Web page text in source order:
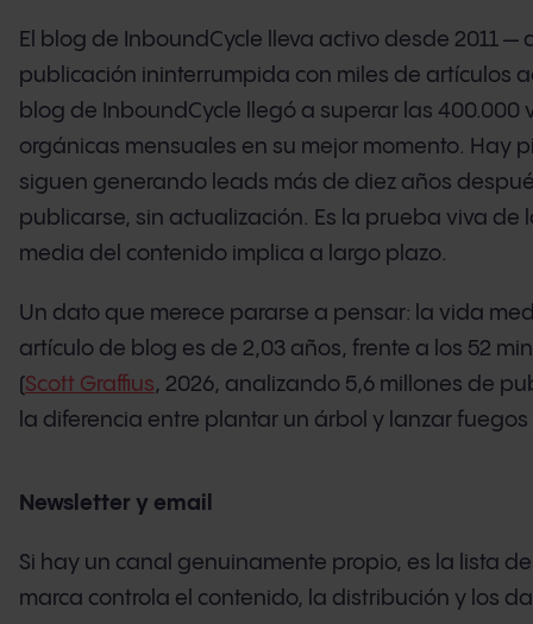
El blog de InboundCycle lleva activo desde 2011 —
publicación ininterrumpida con miles de artículos
blog de InboundCycle llegó a superar las 400.000
orgánicas mensuales en su mejor momento. Hay
siguen generando leads más de diez años
publicarse, sin actualización. Es la prueba viva de
media del contenido implica a largo plazo.
Un dato que merece pararse a pensar: la vida
artículo de blog es de 2,03 años, frente a los 52
(Scott Graffius, 2026, analizando 5,6 millones de
la diferencia entre plantar un árbol y lanzar
Newsletter y email
Si hay un canal genuinamente propio, es la lista
marca controla el contenido, la distribución y los